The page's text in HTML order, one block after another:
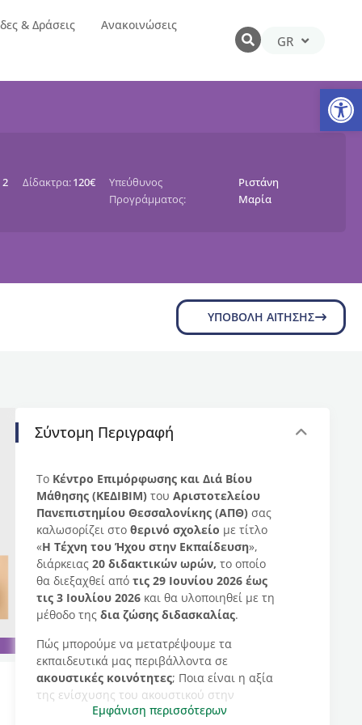
& Δράσεις
Ανακοινώσεις
GR
EN
2 Δίδακτρα:120€
Υπεύθυνος
Προγράμματος:
Ριστάνη
Μαρία
ΥΠΟΒΟΛΉ ΑΊΤΗΣΗΣ
Σύντομη Περιγραφή
Το Κέντρο Επιμόρφωσης και Διά Βίου
Μάθησης (ΚΕΔΙΒΙΜ) τουΑριστοτελείου
Πανεπιστημίου Θεσσαλονίκης (ΑΠΘ) σας
καλωσορίζει στοθερινό σχολείο με τίτλο
«Η Τέχνη του Ήχου στην Εκπαίδευση»,
διάρκειας20 διδακτικών ωρών, το οποίο
θα διεξαχθεί απότις 29 Ιουνίου 2026 έως
τις 3 Ιουλίου 2026 και θα υλοποιηθεί με τη
μέθοδο τηςδια ζώσης διδασκαλίας.
Πώς μπορούμε να μετατρέψουμε τα
εκπαιδευτικά μας περιβάλλοντα σε
ακουστικές κοινότητες; Ποια είναι η αξία
της ενίσχυσης του ακουστικού στην
εκπαιδευτική πραγματικότητα; Ποια τα
Εμφάνιση περισσότερων